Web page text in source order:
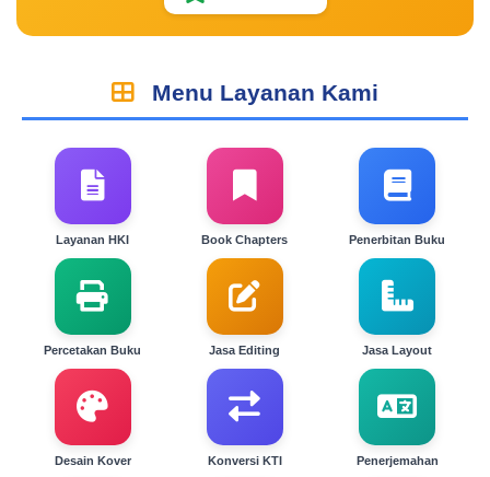
Menu Layanan Kami
Layanan HKI Book Chapters Penerbitan Buku
Percetakan Buku Jasa Editing Jasa Layout
Desain Kover Konversi KTI Penerjemahan